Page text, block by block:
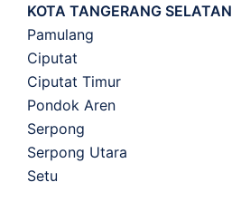
KOTA TANGERANG SELATAN
Pamulang
Ciputat
Ciputat Timur
Pondok Aren
Serpong
Serpong Utara
Setu